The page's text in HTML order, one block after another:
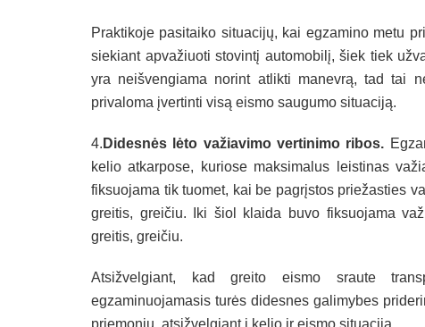
Praktikoje pasitaiko situacijų, kai egzamino metu
siekiant apvažiuoti stovintį automobilį, šiek tiek
yra neišvengiama norint atlikti manevrą, tad tai
privaloma įvertinti visą eismo saugumo situaciją.
4. Didesnės lėto važiavimo vertinimo ribos.
kelio atkarpose, kuriose maksimalus leistinas
fiksuojama tik tuomet, kai be pagrįstos priežasties
greitis, greičiu. Iki šiol klaida buvo fiksuojama
greitis, greičiu.
Atsižvelgiant, kad greito eismo sraute
egzaminuojamasis turės didesnes galimybes
priemonių, atsižvelgiant į kelio ir eismo situaciją.